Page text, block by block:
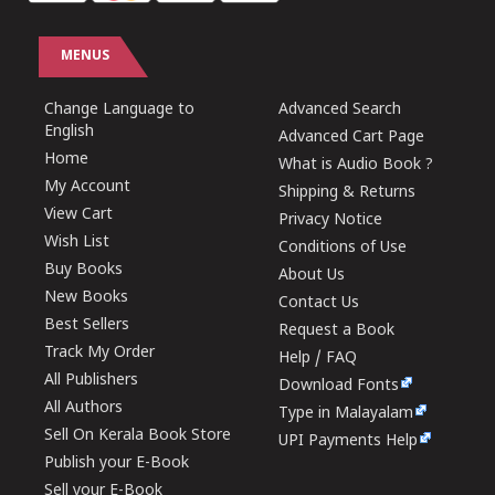
MENUS
Change Language to
English
Home
My Account
View Cart
Wish List
Buy Books
New Books
Best Sellers
Track My Order
All Publishers
All Authors
Sell On Kerala Book Store
Publish your E-Book
Sell your E-Book
Advanced Search
Advanced Cart Page
What is Audio Book ?
Shipping & Returns
Privacy Notice
Conditions of Use
About Us
Contact Us
Request a Book
Help / FAQ
Download Fonts
Type in Malayalam
UPI Payments Help